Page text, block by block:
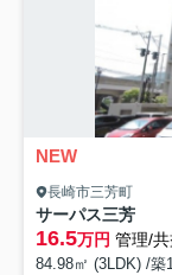
NEW
長崎市三芳町
サーパス三芳
16.5万円 管理/
84.98㎡ (3LDK) /築